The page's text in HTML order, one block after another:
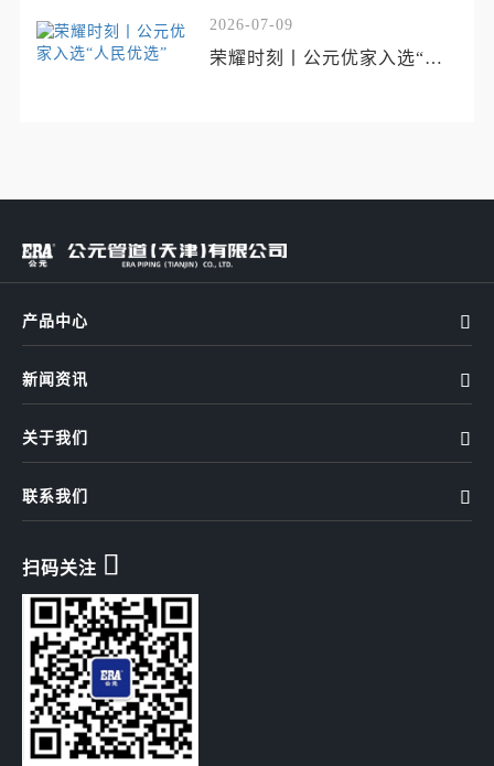
2026-07-09
荣耀时刻丨公元优家入选“人
产品中心 
新闻资讯 
关于我们 
联系我们 
扫码关注 